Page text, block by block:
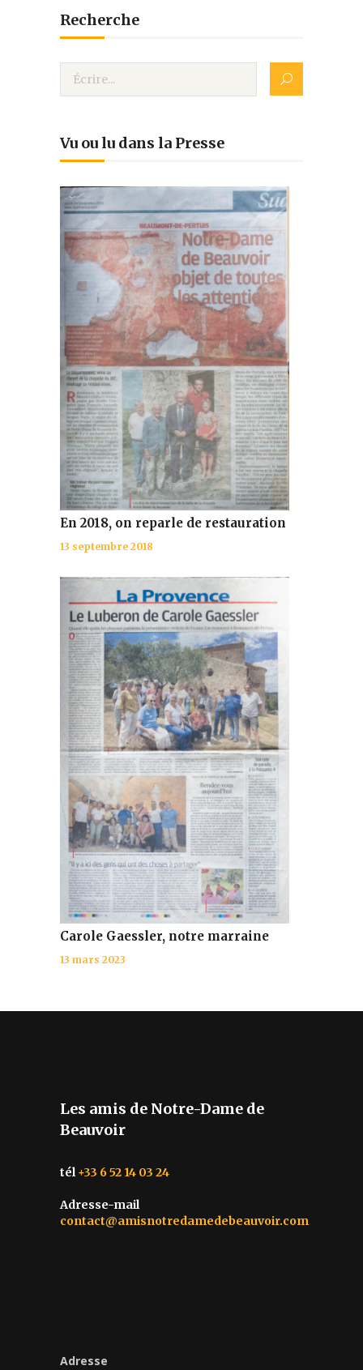
Recherche
Vu ou lu dans la Presse
En 2018, on reparle de restauration
13 septembre 2018
Carole Gaessler, notre marraine
13 mars 2023
Les amis de Notre-Dame de
Beauvoir
tél+33 6 52 14 03 24
Adresse-mail
contact@amisnotredamedebeauvoir.com
Adresse